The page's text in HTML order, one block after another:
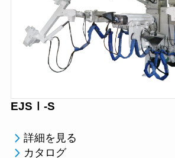
EJSⅠ-S
詳細を見る
カタログ